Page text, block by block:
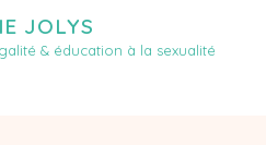
JOLYS
& éducation à la sexualité